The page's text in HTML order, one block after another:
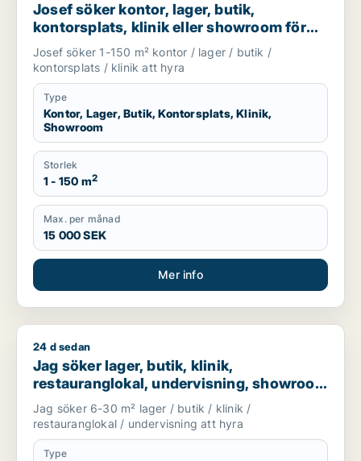
Josef söker kontor, lager, butik,
kontorsplats, klinik eller showroom för
uthyrning i Göteborg
Josef söker 1-150 m² kontor / lager / butik /
kontorsplats / klinik att hyra
Type
Kontor, Lager, Butik, Kontorsplats, Klinik,
Showroom
Storlek
1 - 150 m2
Max. per månad
15 000 SEK
Mer info
Jag söker lager, butik, klinik, restauranglokal,
24 d sedan
Jag söker lager, butik, klinik,
restauranglokal, undervisning, showroom
eller fastighetsmark för uthyrning i
Lundby, Göteborg eller Askim-Frölunda-
Högsbo m.fl.
Jag söker 6-30 m² lager / butik / klinik /
restauranglokal / undervisning att hyra
Type